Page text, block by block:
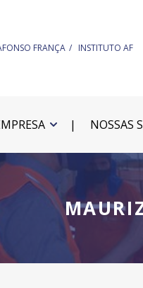
FRANÇA INSTITUTO AF
NOSSAS